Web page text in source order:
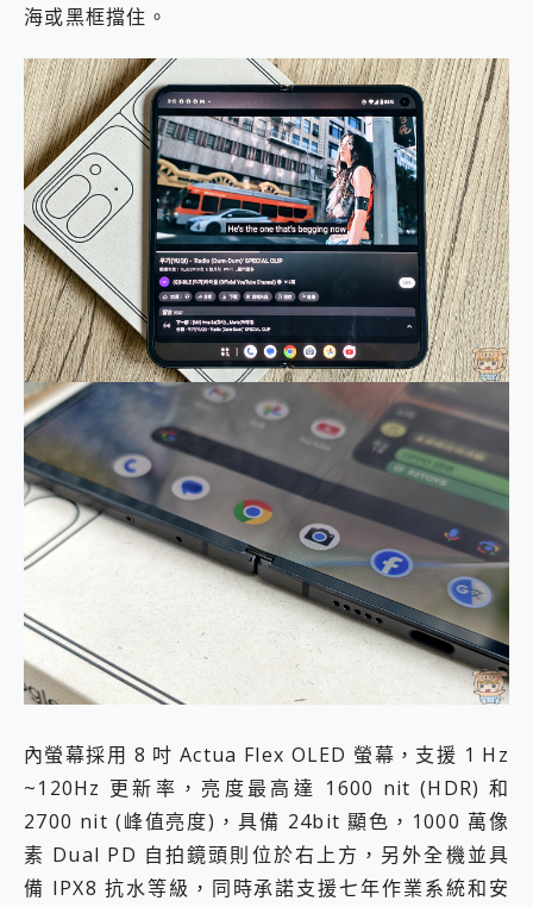
海或黑框擋住。
內螢幕採用 8 吋 Actua Flex OLED 螢幕，支援 1 Hz
~120Hz 更新率，亮度最高達 1600 nit (HDR) 和
2700 nit (峰值亮度)，具備 24bit 顯色，1000 萬像
素 Dual PD 自拍鏡頭則位於右上方，另外全機並具
備 IPX8 抗水等級，同時承諾支援七年作業系統和安